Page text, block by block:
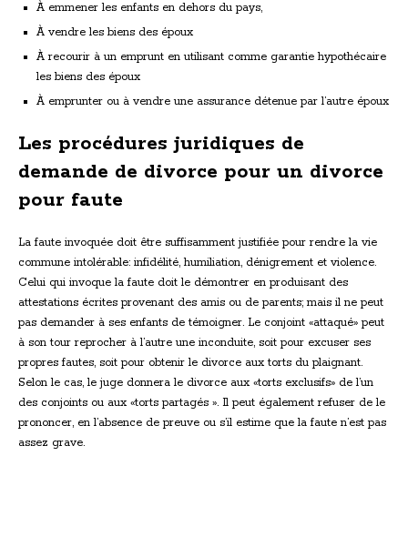
À emmener les enfants en dehors du pays,
À vendre les biens des époux
À recourir à un emprunt en utilisant comme garantie hypothécaire
les biens des époux
À emprunter ou à vendre une assurance détenue par l’autre époux
Les procédures juridiques de
demande de divorce pour un divorce
pour faute
La faute invoquée doit être suffisamment justifiée pour rendre la vie
commune intolérable: infidélité, humiliation, dénigrement et violence.
Celui qui invoque la faute doit le démontrer en produisant des
attestations écrites provenant des amis ou de parents; mais il ne peut
pas demander à ses enfants de témoigner. Le conjoint «attaqué» peut
à son tour reprocher à l’autre une inconduite, soit pour excuser ses
propres fautes, soit pour obtenir le divorce aux torts du plaignant.
Selon le cas, le juge donnera le divorce aux «torts exclusifs» de l’un
des conjoints ou aux «torts partagés ». Il peut également refuser de le
prononcer, en l’absence de preuve ou s’il estime que la faute n’est pas
assez grave.